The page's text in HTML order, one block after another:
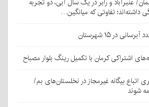
داشته‌اند؛ تفاوتی که میانگین…
در ۱۵ شهرستان
اشتراکی کرمان با تکمیل رینگ بلوار مصباح
اتباع بیگانه غیرمجاز در نخلستان‌های بم/
شوند